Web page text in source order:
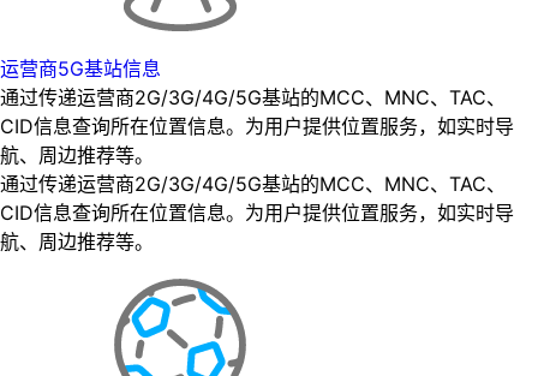
运营商5G基站信息
通过传递运营商2G/3G/4G/5G基站的MCC、MNC、TAC、
CID信息查询所在位置信息。为用户提供位置服务，如实时导
航、周边推荐等。
通过传递运营商2G/3G/4G/5G基站的MCC、MNC、TAC、
CID信息查询所在位置信息。为用户提供位置服务，如实时导
航、周边推荐等。